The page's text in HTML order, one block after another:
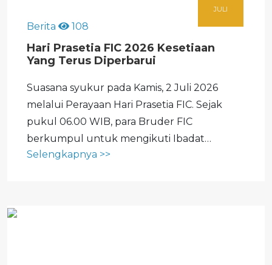
JULI
Berita 108
Hari Prasetia FIC 2026 Kesetiaan
Yang Terus Diperbarui
Suasana syukur pada Kamis, 2 Juli 2026
melalui Perayaan Hari Prasetia FIC. Sejak
pukul 06.00 WIB, para Bruder FIC
berkumpul untuk mengikuti Ibadat
Pembaruan Prasetia yang dipimpin oleh Br.
Selengkapnya >>